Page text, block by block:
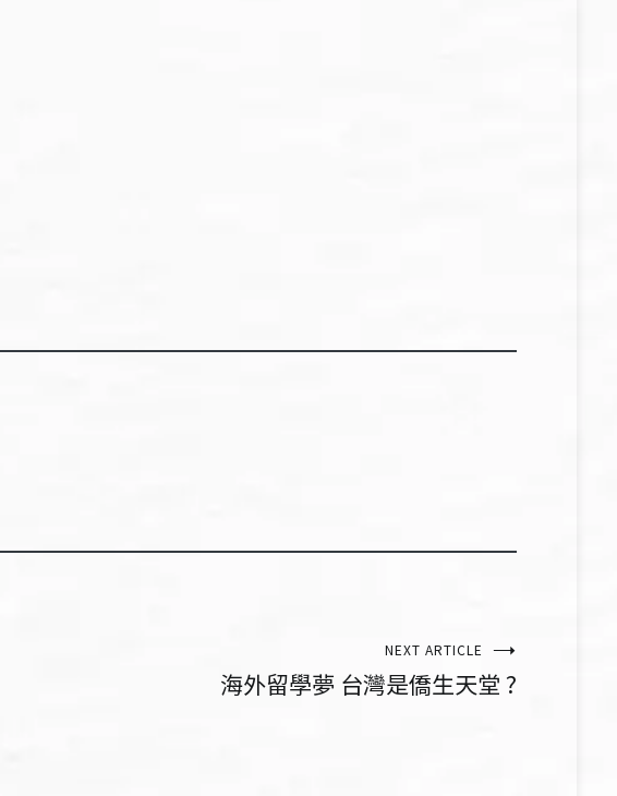
NEXT ARTICLE
海外留學夢 台灣是僑生天堂 ?